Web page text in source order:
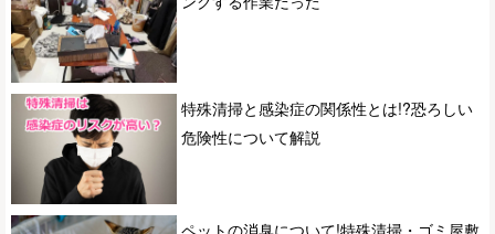
特殊清掃と感染症の関係性とは!?恐ろしい
危険性について解説
ペットの消臭について!特殊清掃・ゴミ屋敷